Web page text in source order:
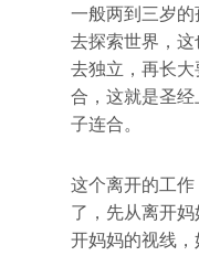
一般两到三岁的
去探索世界，
去独立，再长
合，这就是圣
子连合。
这个离开的工
了，先从离开
开妈妈的视线